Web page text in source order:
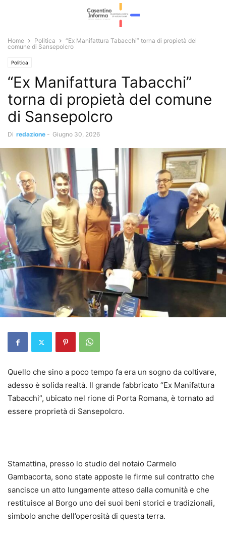
Home Politica
“Ex Manifattura Tabacchi” torna di propietà del
comune di Sansepolcro
Politica
“Ex Manifattura Tabacchi”
torna di propietà del comune
di Sansepolcro
Di redazione - Giugno 30, 2026
Quello che sino a poco tempo fa era un sogno da coltivare,
adesso è solida realtà. Il grande fabbricato “Ex Manifattura
Tabacchi”, ubicato nel rione di Porta Romana, è tornato ad
essere proprietà di Sansepolcro.
Stamattina, presso lo studio del notaio Carmelo
Gambacorta, sono state apposte le firme sul contratto che
sancisce un atto lungamente atteso dalla comunità e che
restituisce al Borgo uno dei suoi beni storici e tradizionali,
simbolo anche dell’operosità di questa terra.